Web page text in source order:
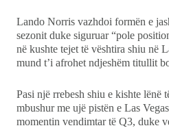
Teknologji
Udhëtime
Lando Norris vazhdoi formën e
sezonit duke siguruar “pole
në kushte tejet të vështira shiu në
mund t’i afrohet ndjeshëm titullit
Pasi një rrebesh shiu e kishte lënë
mbushur me ujë pistën e Las
momentin vendimtar të Q3, duke